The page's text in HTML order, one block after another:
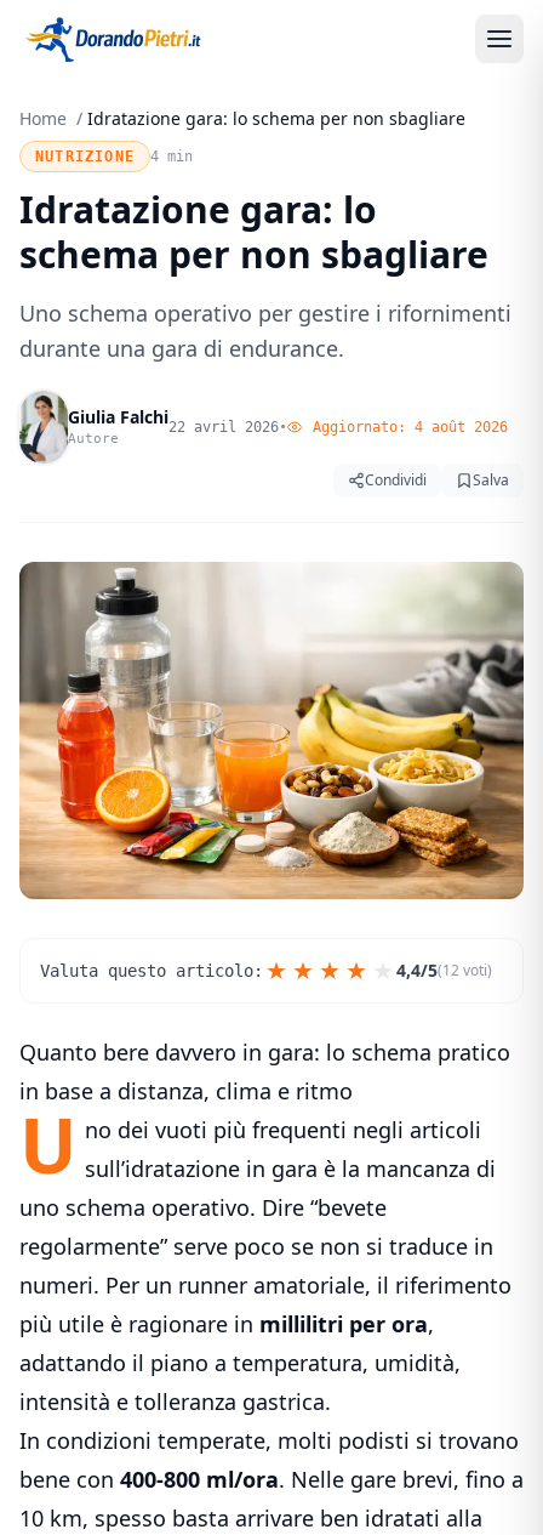
Home / Idratazione gara: lo schema per non sbagliare
NUTRIZIONE 4 min
Idratazione gara: lo
schema per non sbagliare
Uno schema operativo per gestire i rifornimenti
durante una gara di endurance.
Giulia Falchi
Autore
22 avril 2026• Aggiornato: 4 août 2026
Condividi Salva
Valuta questo articolo: ★ ★ ★ ★ ★ 4,4/5(12 voti)
Quanto bere davvero in gara: lo schema pratico
in base a distanza, clima e ritmo
U no dei vuoti più frequenti negli articoli
sull’idratazione in gara è la mancanza di
uno schema operativo. Dire “bevete
regolarmente” serve poco se non si traduce in
numeri. Per un runner amatoriale, il riferimento
più utile è ragionare in millilitri per ora,
adattando il piano a temperatura, umidità,
intensità e tolleranza gastrica.
In condizioni temperate, molti podisti si trovano
bene con 400-800 ml/ora. Nelle gare brevi, fino a
10 km, spesso basta arrivare ben idratati alla